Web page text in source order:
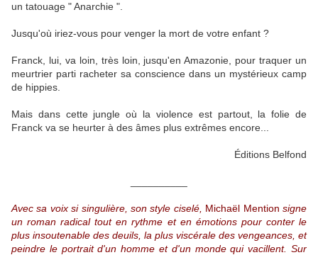
un tatouage " Anarchie ".
Jusqu'où iriez-vous pour venger la mort de votre enfant ?
Franck, lui, va loin, très loin, jusqu'en Amazonie, pour traquer un
meurtrier parti racheter sa conscience dans un mystérieux camp
de hippies.
Mais dans cette jungle où la violence est partout, la folie de
Franck va se heurter à des âmes plus extrêmes encore...
Éditions Belfond
Avec sa voix si singulière, son style ciselé, Michaël Mention signe
un roman radical tout en rythme et en émotions pour conter le
plus insoutenable des deuils, la plus viscérale des vengeances, et
peindre le portrait d'un homme et d'un monde qui vacillent. Sur